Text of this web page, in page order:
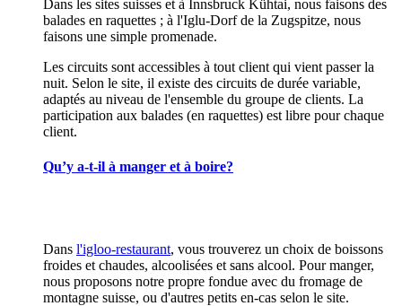
Dans les sites suisses et à Innsbruck Kühtai, nous faisons des
balades en raquettes ; à l'Iglu-Dorf de la Zugspitze, nous
faisons une simple promenade.
Les circuits sont accessibles à tout client qui vient passer la
nuit. Selon le site, il existe des circuits de durée variable,
adaptés au niveau de l'ensemble du groupe de clients. La
participation aux balades (en raquettes) est libre pour chaque
client.
Qu’y a-t-il à manger et à boire?
Dans l'igloo-restaurant, vous trouverez un choix de boissons
froides et chaudes, alcoolisées et sans alcool. Pour manger,
nous proposons notre propre fondue avec du fromage de
montagne suisse, ou d'autres petits en-cas selon le site.